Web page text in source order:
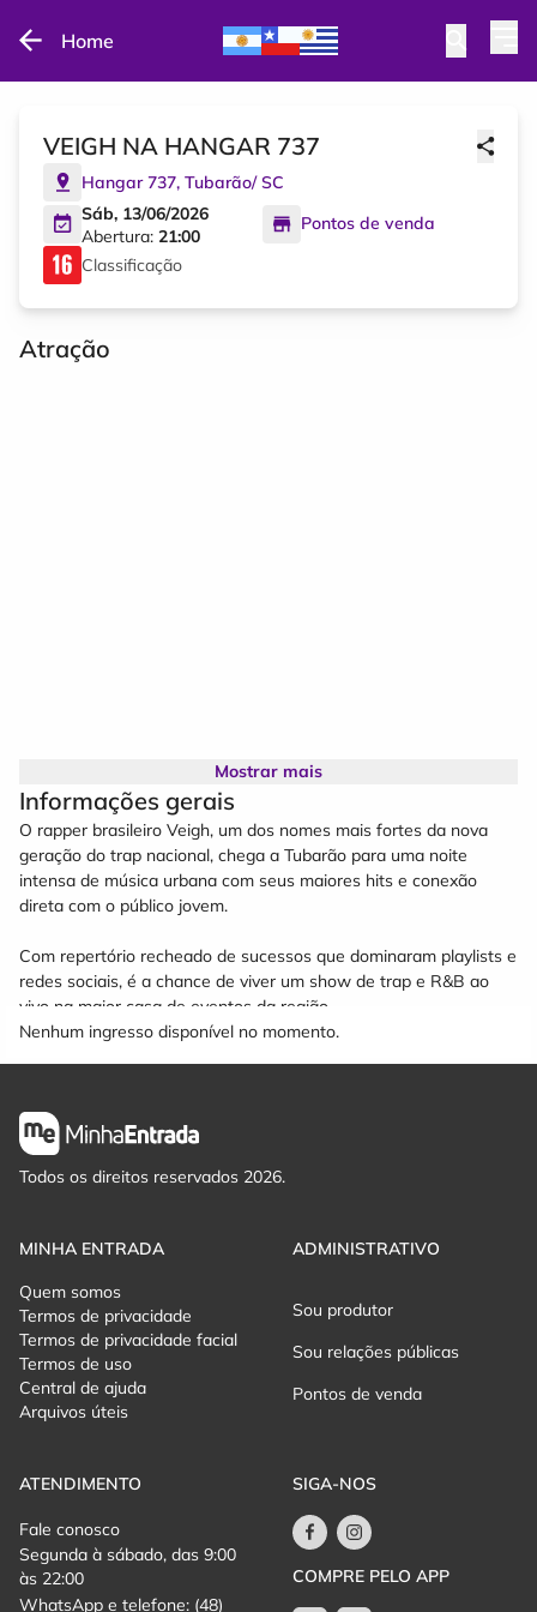
Home
VEIGH NA HANGAR 737
Hangar 737, Tubarão/SC
Sáb, 13/06/2026
Abertura: 21:00
Pontos de venda
Classificação
Atração
Mostrar mais
Informações gerais
O rapper brasileiro Veigh, um dos nomes mais fortes da nova
geração do trap nacional, chega a Tubarão para uma noite
intensa de música urbana com seus maiores hits e conexão
direta com o público jovem.
Com repertório recheado de sucessos que dominaram playlists e
redes sociais, é a chance de viver um show de trap e R&B ao
vivo na maior casa de eventos da região.
Nenhum ingresso disponível no momento.
Todos os direitos reservados 2026.
MINHA ENTRADA
Quem somos
Termos de privacidade
Termos de privacidade facial
Termos de uso
Central de ajuda
Arquivos úteis
ADMINISTRATIVO
Sou produtor
Sou relações públicas
Pontos de venda
ATENDIMENTO
Fale conosco
Segunda à sábado, das 9:00
às 22:00
WhatsApp e telefone: (48)
SIGA-NOS
COMPRE PELO APP